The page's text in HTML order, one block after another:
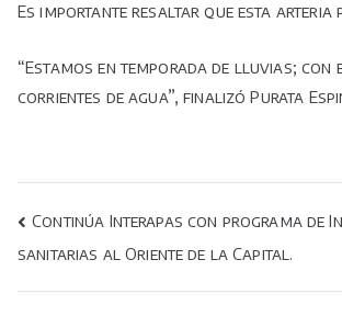
Es importante resaltar que esta arteria
“Estamos en temporada de lluvias; con
corrientes de agua”, finalizó Purata
Navegación
de
Continúa Interapas con programa de
sanitarias al Oriente de la Capital.